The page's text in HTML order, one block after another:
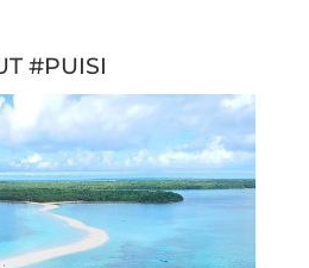
#PUISI